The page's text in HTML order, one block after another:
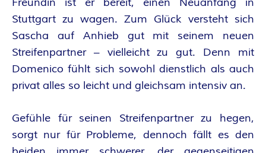
Y
A
U
T
O
Freundin ist er bereit, einen Neuanfang in
Stuttgart zu wagen. Zum Glück versteht sich
Sascha auf Anhieb gut mit seinem neuen
Streifenpartner – vielleicht zu gut. Denn mit
Domenico fühlt sich sowohl dienstlich als auch
privat alles so leicht und gleichsam intensiv an.
Gefühle für seinen Streifenpartner zu hegen,
sorgt nur für Probleme, dennoch fällt es den